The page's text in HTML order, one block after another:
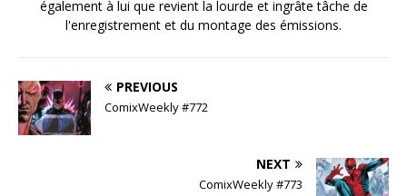
également à lui que revient la lourde et ingrâte tâche de
l'enregistrement et du montage des émissions.
PREVIOUS
ComixWeekly #772
NEXT
ComixWeekly #773